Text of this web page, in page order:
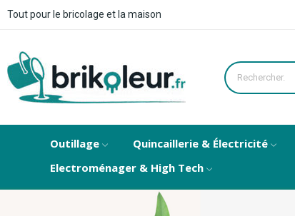
Tout pour le bricolage et la maison
Outillage Quincaillerie & Électricité
Electroménager & High Tech